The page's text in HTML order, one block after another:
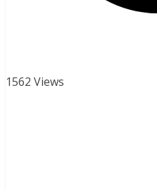
1562 Views